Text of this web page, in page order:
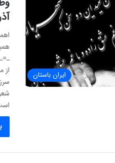
ایران باستان
از